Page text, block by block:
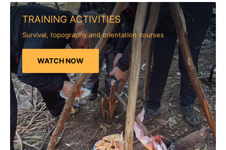
TRAINING ACTIVITIES
Survival, topography and orientation courses
WATCH NOW